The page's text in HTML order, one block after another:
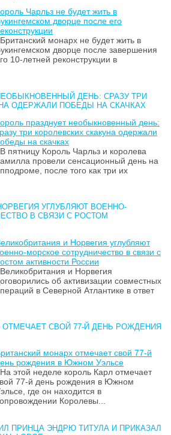
Чарльз не будет жить в
дворце после его
Британский монарх не будет жить в
дворце после завершения
10-летней реконструкции в
ДЕНЬ: СРАЗУ ТРИ
ОДЕРЖАЛИ ПОБЕДЫ НА СКАЧКАХ
празднует необыкновенный день:
три королевских скакуна одержали
на скачках
В пятницу Король Чарльз и королева
провели сенсационный день на
после того как три их
УГЛУБЛЯЮТ ВОЕННО-
В СВЯЗИ С РОСТОМ
и Норвегия углубляют
морское сотрудничество в связи с
активности России
Великобритания и Норвегия
об активизации совместных
в Северной Атлантике в ответ
СВОЙ 77-Й ДЕНЬ РОЖДЕНИЯ
монарх отмечает свой 77-й
рождения в Южном Уэльсе
На этой неделе король Карл отмечает
77-й день рождения в Южном
где он находится в
Королевы...
ПРИНЦА ЭНДРЮ ТИТУЛА И ПРИКАЗАЛ